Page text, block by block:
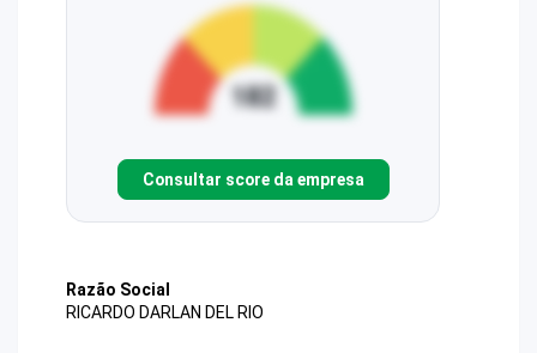
Consultar score da empresa
Razão Social
RICARDO DARLAN DEL RIO